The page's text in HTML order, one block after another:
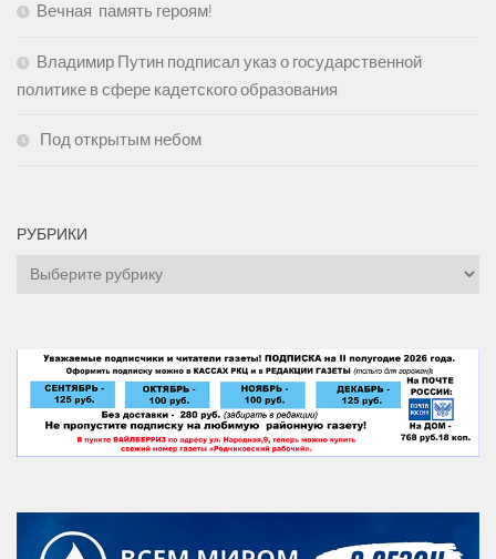
Вечная память героям!
Владимир Путин подписал указ о государственной
политике в сфере кадетского образования
Под открытым небом
РУБРИКИ
Рубрики